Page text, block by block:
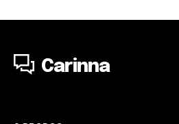
Carinna